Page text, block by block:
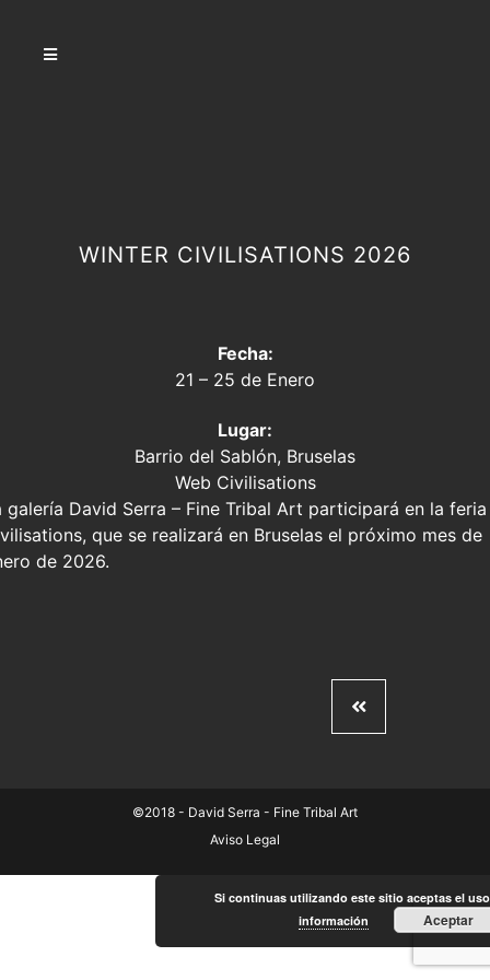
WINTER CIVILISATIONS 2026
Fecha:
21 – 25 de Enero
Lugar:
Barrio del Sablón, Bruselas
Web Civilisations
galería David Serra – Fine Tribal Art participará en la feria
que se realizará en Bruselas el próximo mes de
de 2026.
©2018 - David Serra - Fine Tribal Art
Aviso Legal
Si continuas utilizando este sitio aceptas el
información
Aceptar